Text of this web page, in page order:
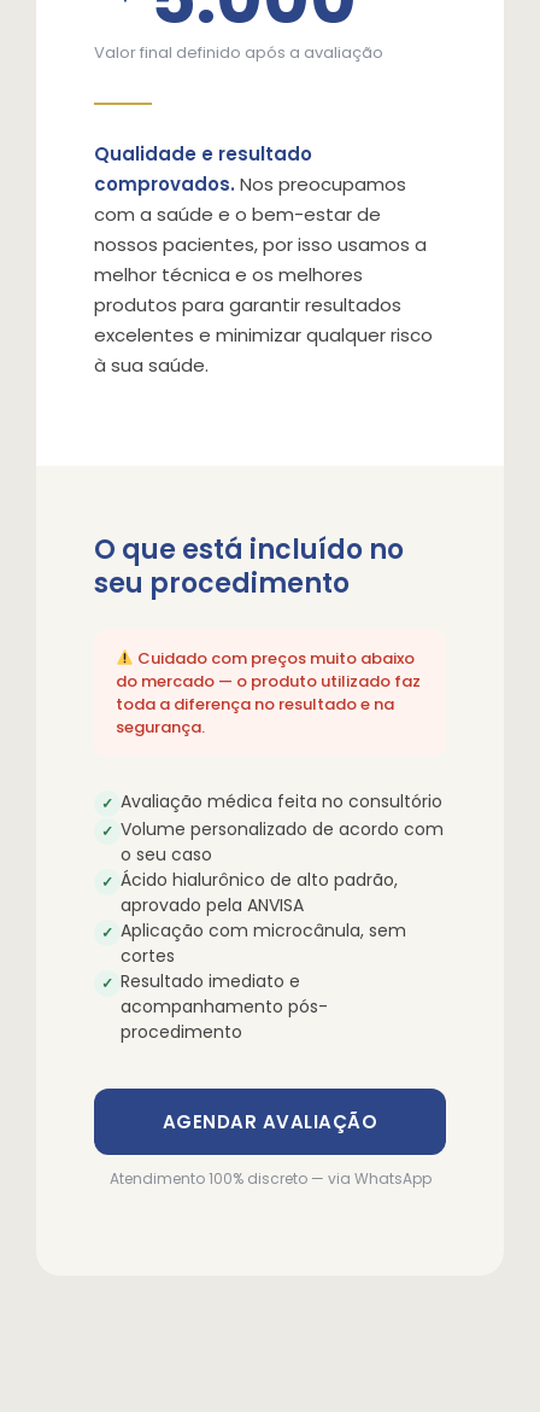
Valor final definido após a avaliação
Qualidade e resultado
comprovados. Nos preocupamos
com a saúde e o bem-estar de
nossos pacientes, por isso usamos a
melhor técnica e os melhores
produtos para garantir resultados
excelentes e minimizar qualquer risco
à sua saúde.
O que está incluído no
seu procedimento
Cuidado com preços muito abaixo
do mercado — o produto utilizado faz
toda a diferença no resultado e na
segurança.
✓ Avaliação médica feita no consultório
✓ Volume personalizado de acordo com
o seu caso
✓ Ácido hialurônico de alto padrão,
aprovado pela ANVISA
✓ Aplicação com microcânula, sem
cortes
✓ Resultado imediato e
acompanhamento pós-
procedimento
AGENDAR AVALIAÇÃO
Atendimento 100% discreto — via WhatsApp